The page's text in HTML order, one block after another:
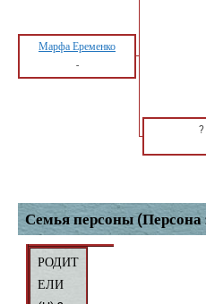
Марфа Еременко
-
?
Семья персоны (Персона
РОДИТ
ЕЛИ